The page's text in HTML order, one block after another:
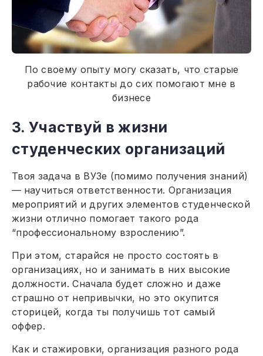
По своему опыту могу сказать, что старые
рабочие контакты до сих помогают мне в
бизнесе
3. Участвуй в жизни
студенческих организаций
Твоя задача в ВУЗе (помимо получения знаний)
— научиться ответственности. Организация
мероприятий и других элементов студенческой
жизни отлично помогает такого рода
“профессиональному взрослению”.
При этом, старайся не просто состоять в
организациях, но и занимать в них высокие
должности. Сначала будет сложно и даже
страшно от непривычки, но это окупится
сторицей, когда ты получишь тот самый
оффер.
Как и стажировки, организация разного рода